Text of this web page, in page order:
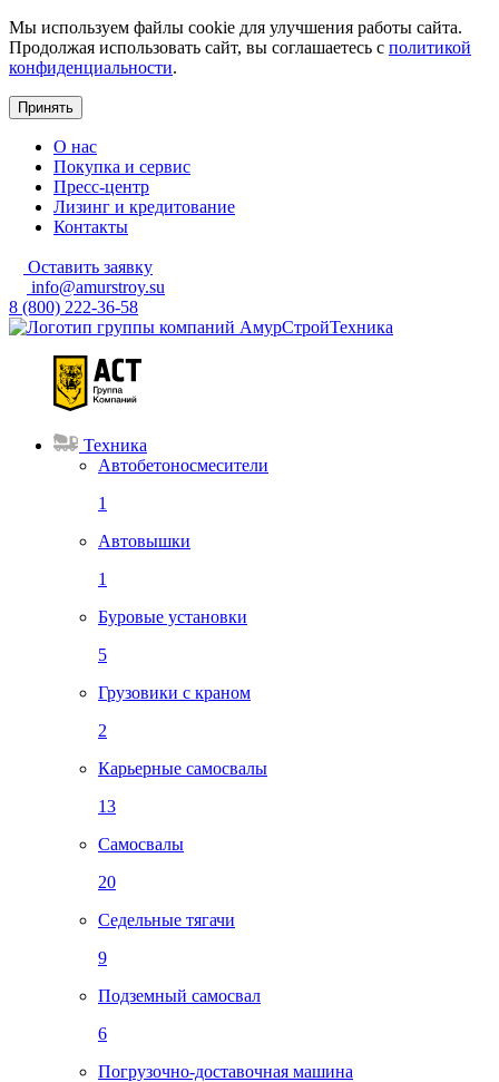
Мы используем файлы cookie для улучшения работы сайта.
Продолжая использовать сайт, вы соглашаетесь с политикой
конфиденциальности.
Принять
О нас
Покупка и сервис
Пресс-центр
Лизинг и кредитование
Контакты
Оставить заявку
info@amurstroy.su
8 (800) 222-36-58
Техника
Автобетоносмесители
1
Автовышки
1
Буровые установки
5
Грузовики с краном
2
Карьерные самосвалы
13
Самосвалы
20
Седельные тягачи
9
Подземный самосвал
6
Погрузочно-доставочная машина